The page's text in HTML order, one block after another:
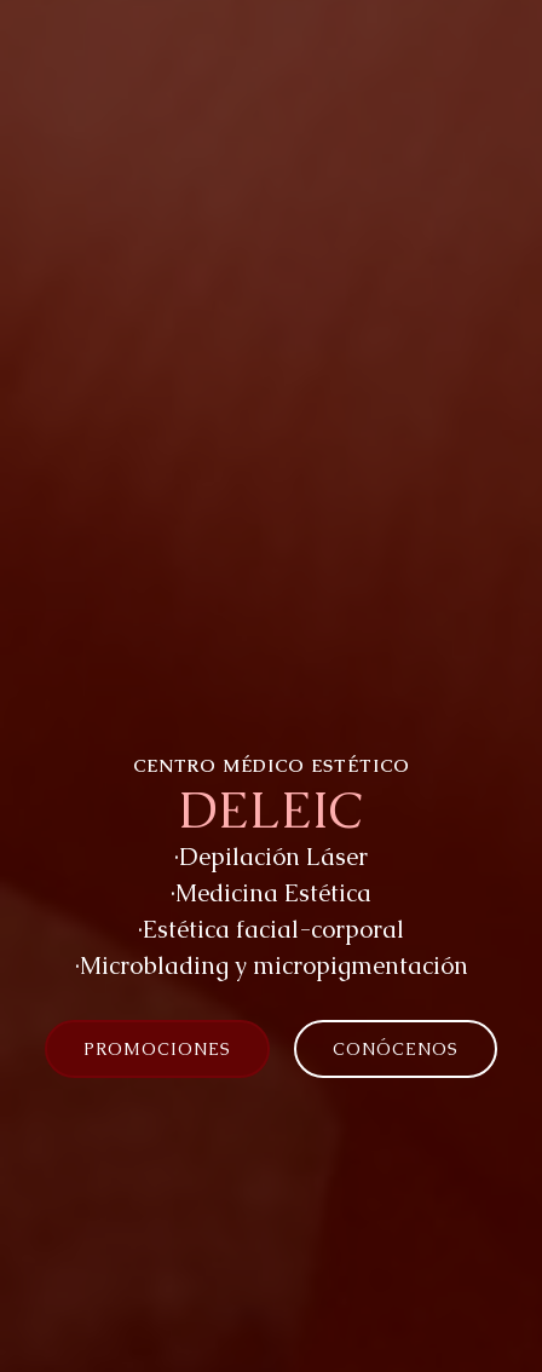
CENTRO MÉDICO ESTÉTICO
DELEIC
·Depilación Láser
·Medicina Estética
·Estética facial-corporal
·Microblading y micropigmentación
PROMOCIONES CONÓCENOS